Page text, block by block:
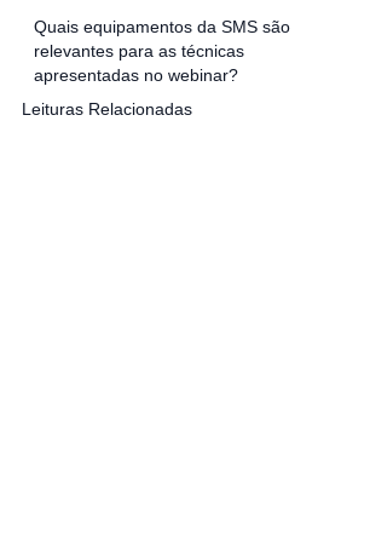
Quais equipamentos da SMS são
relevantes para as técnicas
apresentadas no webinar?
Leituras Relacionadas